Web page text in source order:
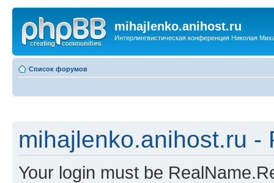
mihajlenko.anihost.ru
Интерлингвистическая конференция Николая
Список форумов
mihajlenko.anihost.ru -
Your login must be